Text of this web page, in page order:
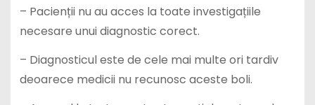
– Pacienții nu au acces la toate investigațiile
necesare unui diagnostic corect.
– Diagnosticul este de cele mai multe ori tardiv
deoarece medicii nu recunosc aceste boli.